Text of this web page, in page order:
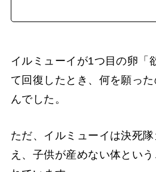
イルミューイが1つ目の卵「
て回復したとき、何を願っ
んでした。
ただ、イルミューイは決死
え、子供が産めない体とい